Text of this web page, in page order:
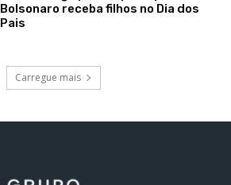
Bolsonaro receba filhos no Dia dos
Pais
Carregue mais